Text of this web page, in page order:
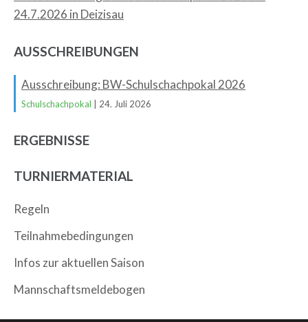
24.7.2026 in Deizisau
AUSSCHREIBUNGEN
Ausschreibung: BW-Schulschachpokal 2026
Schulschachpokal | 24. Juli 2026
ERGEBNISSE
TURNIERMATERIAL
Regeln
Teilnahmebedingungen
Infos zur aktuellen Saison
Mannschaftsmeldebogen